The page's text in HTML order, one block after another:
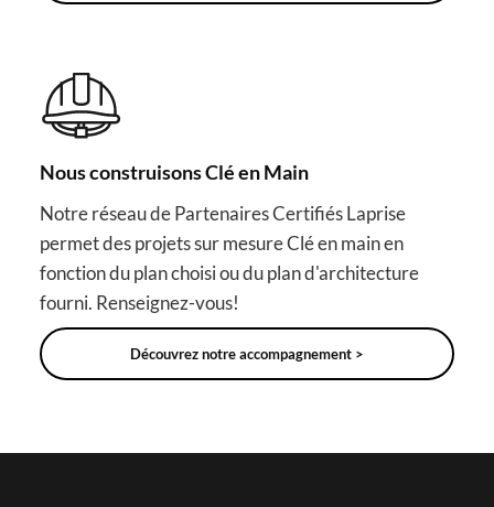
Nous construisons Clé en Main
Notre réseau de Partenaires Certifiés Laprise
permet des projets sur mesure Clé en main en
fonction du plan choisi ou du plan d'architecture
fourni. Renseignez-vous!
Découvrez notre accompagnement >